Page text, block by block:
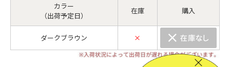
カラー
（出荷予定日）
在庫 購入
ダークブラウン ×